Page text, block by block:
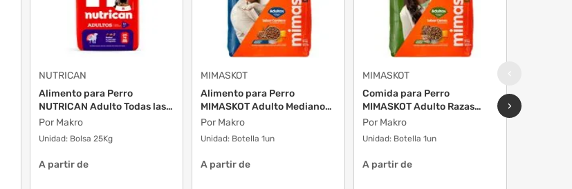
NUTRICAN
Alimento para Perro
NUTRICAN Adulto Todas las
...
Por Makro
Unidad: Bolsa 25Kg
A partir de
MIMASKOT
Alimento para Perro
MIMASKOT Adulto Medianos
y...
Por Makro
Unidad: Botella 1un
A partir de
MIMASKOT
Comida para Perro
MIMASKOT Adulto Razas
pequeñ...
Por Makro
Unidad: Botella 1un
A partir de
›